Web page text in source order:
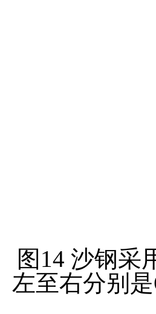
图14 沙钢采
左至右分别